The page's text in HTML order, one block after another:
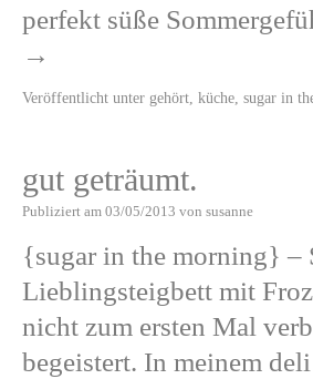
perfekt süße
→
Veröffentlicht unter gehört küche sugar in
gut geträumt.
Publiziert am 03/05/2013 von susanne
{sugar in the morning} –
Lieblingsteigbett mit
nicht zum ersten Mal
begeistert. In meinem